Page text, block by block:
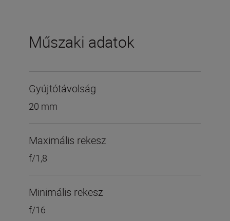
Műszaki adatok
Gyújtótávolság
20 mm
Maximális rekesz
f/1,8
Minimális rekesz
f/16